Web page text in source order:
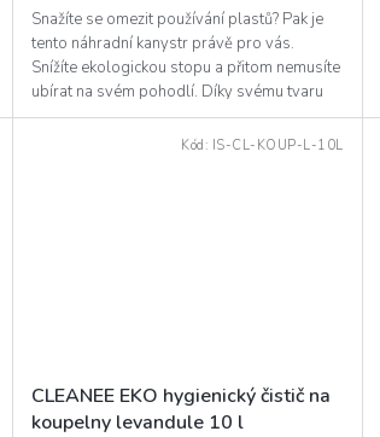
Snažíte se omezit používání plastů? Pak je
tento náhradní kanystr právě pro vás.
Snížíte ekologickou stopu a přitom nemusíte
ubírat na svém pohodlí. Díky svému tvaru
se kanystr...
CLEANEE EKO hygienický čistič na
koupelny levandule 10 l
Kód: IS-CL-KOUP-L-10L